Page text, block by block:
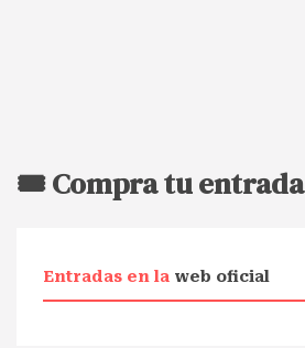
🎟️ Compra tu entrada
Entradas en la web oficial